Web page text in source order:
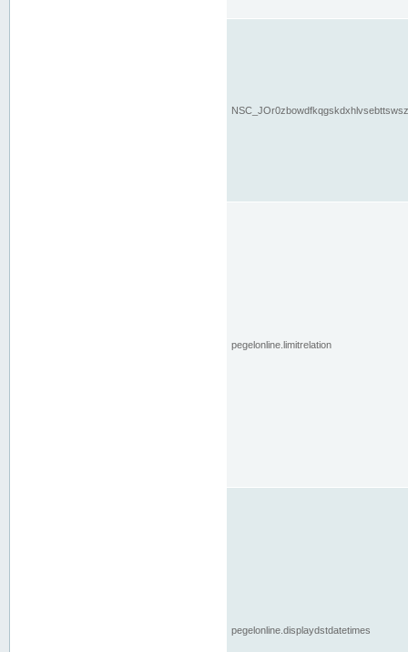
pegelonline.limitrelation
pegelonline.displaydstdatetimes